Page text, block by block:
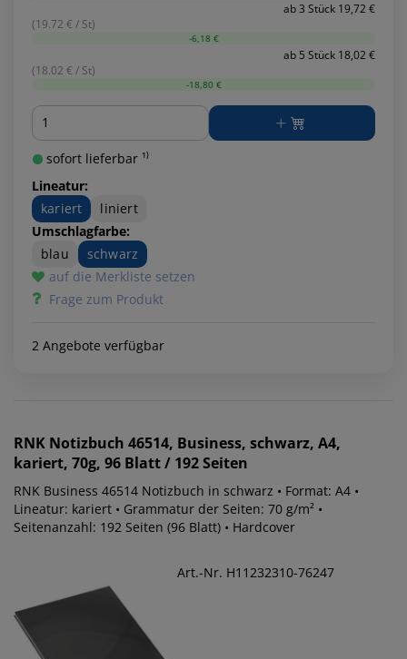
ab 3 Stück 19,72 €
(19.72 € / St)
-6,18 €
ab 5 Stück 18,02 €
(18.02 € / St)
-18,80 €
Menge
sofort lieferbar ¹⁾
Lineatur:
kariert
liniert
Umschlagfarbe:
blau
schwarz
auf die Merkliste setzen
Frage zum Produkt
2 Angebote verfügbar
RNK Notizbuch 46514, Business, schwarz, A4,
kariert, 70g, 96 Blatt / 192 Seiten
RNK Business 46514 Notizbuch in schwarz • Format: A4 •
Lineatur: kariert • Grammatur der Seiten: 70 g/m² •
Seitenanzahl: 192 Seiten (96 Blatt) • Hardcover
Art.-Nr. H11232310-76247